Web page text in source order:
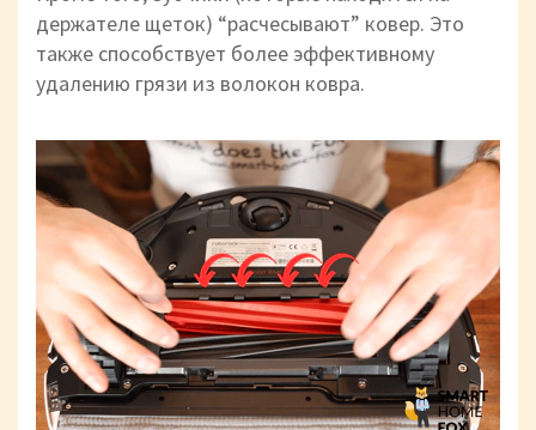
держателе щеток) “расчесывают” ковер. Это
также способствует более эффективному
удалению грязи из волокон ковра.